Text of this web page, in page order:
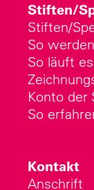
Stiften/
Stiften/
So
So läuft
Konto der
So
Kontakt
Anschrift